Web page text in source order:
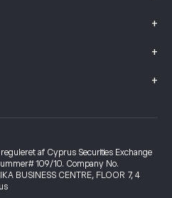
+
+
+
af Cyprus Securities Exchange
109/10. Company No.
BUSINESS CENTRE, FLOOR 7, 4